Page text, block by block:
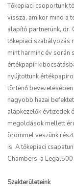
Tőkepiaci csoportunk
vissza, amikor mind a
alapító partnerünk, dr.
tőkepiaci szabályozás
mint harminc év során
értékpapír
nyújtottunk
történő
nagyobb hazai
alapkezelők évtizedek
megoldások mellett
örömmel veszünk
is. A tőkepiaci
Chambers, a
Szakterületeink